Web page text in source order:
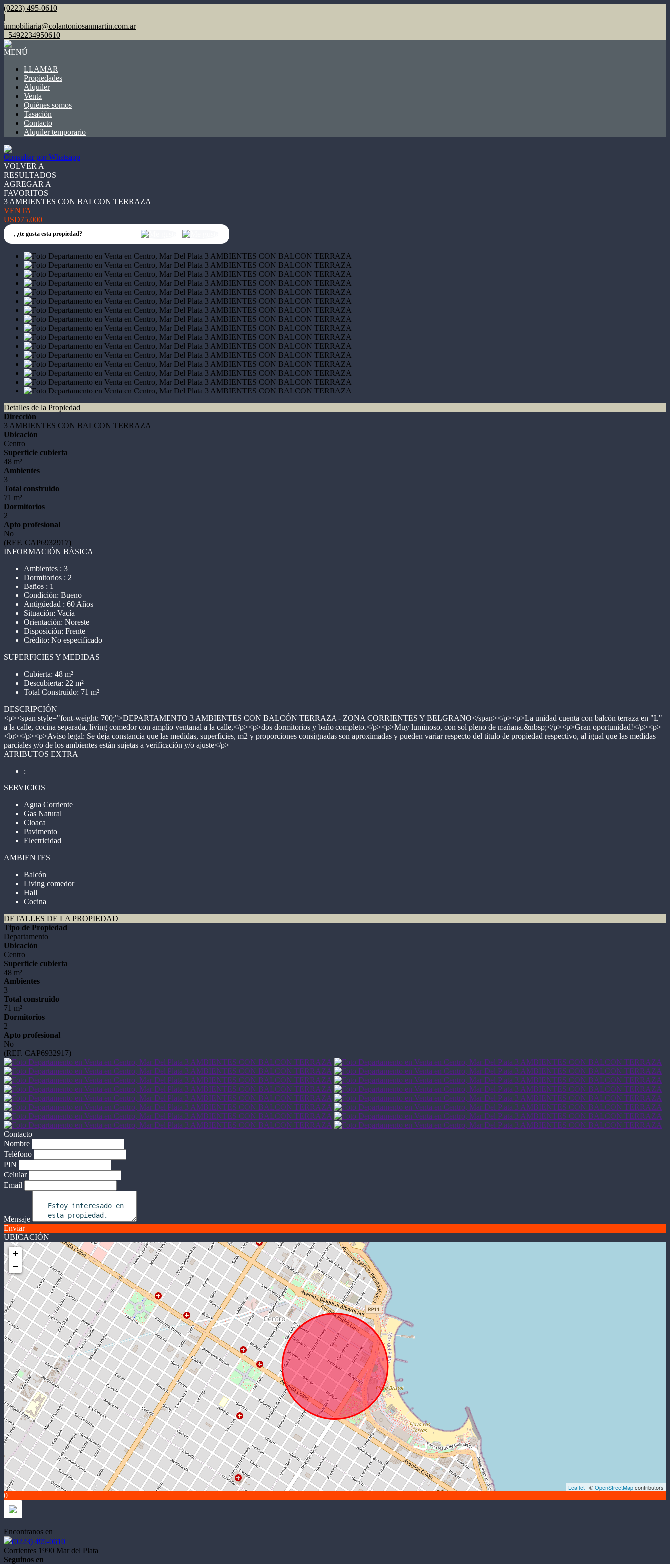
(0223) 495-0610
|
inmobiliaria@colantoniosanmartin.com.ar
+5492234950610
MENÚ
LLAMAR
Propiedades
Alquiler
Venta
Quiénes somos
Tasación
Contacto
Alquiler temporario
Consultar por Whatsapp
VOLVER A
RESULTADOS
AGREGAR A
FAVORITOS
3 AMBIENTES CON BALCON TERRAZA
VENTA
USD75.000
, ¿te gusta esta propiedad?
Detalles de la Propiedad
Dirección
3 AMBIENTES CON BALCON TERRAZA
Ubicación
Centro
Superficie cubierta
48 m²
Ambientes
3
Total construido
71 m²
Dormitorios
2
Apto profesional
No
(REF. CAP6932917)
INFORMACIÓN BÁSICA
Ambientes : 3
Dormitorios : 2
Baños : 1
Condición: Bueno
Antigüedad : 60 Años
Situación: Vacía
Orientación: Noreste
Disposición: Frente
Crédito: No especificado
SUPERFICIES Y MEDIDAS
Cubierta: 48 m²
Descubierta: 22 m²
Total Construido: 71 m²
DESCRIPCIÓN
<p><span style="font-weight: 700;">DEPARTAMENTO 3 AMBIENTES CON BALCÓN TERRAZA - ZONA CORRIENTES Y BELGRANO</span></p><p>La unidad cuenta con balcón terraza en "L"
a la calle, cocina separada, living comedor con amplio ventanal a la calle,</p><p>dos dormitorios y baño completo.</p><p>Muy luminoso, con sol pleno de mañana.&nbsp;</p><p>Gran oportunidad!</p><p>
<br></p><p>Aviso legal: Se deja constancia que las medidas, superficies, m2 y proporciones consignadas son aproximadas y pueden variar respecto del titulo de propiedad respectivo, al igual que las medidas
parciales y/o de los ambientes están sujetas a verificación y/o ajuste</p>
ATRIBUTOS EXTRA
:
SERVICIOS
Agua Corriente
Gas Natural
Cloaca
Pavimento
Electricidad
AMBIENTES
Balcón
Living comedor
Hall
Cocina
DETALLES DE LA PROPIEDAD
Tipo de Propiedad
Departamento
Ubicación
Centro
Superficie cubierta
48 m²
Ambientes
3
Total construido
71 m²
Dormitorios
2
Apto profesional
No
(REF. CAP6932917)
Contacto
Nombre
Teléfono
PIN
Celular
Email
Mensaje
Enviar
UBICACIÓN
+
−
Leaflet | ©OpenStreetMapcontributors
0
Encontranos en
(0223) 495-0610
Corrientes 1990 Mar del Plata
Seguinos en